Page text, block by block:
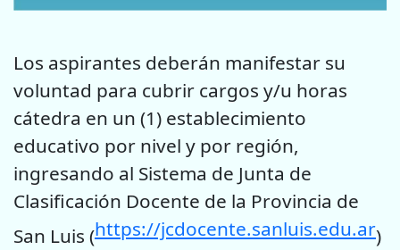
Los aspirantes deberán manifestar su
voluntad para cubrir cargos y/u horas
cátedra en un (1) establecimiento
educativo por nivel y por región,
ingresando al Sistema de Junta de
Clasificación Docente de la Provincia de
San Luis (https://jcdocente.sanluis.edu.ar)